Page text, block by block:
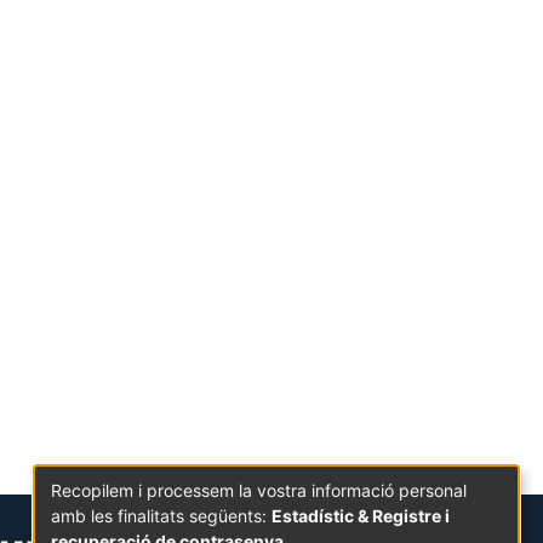
Recopilem i processem la vostra informació personal
amb les finalitats següents: Estadístic & Registre i